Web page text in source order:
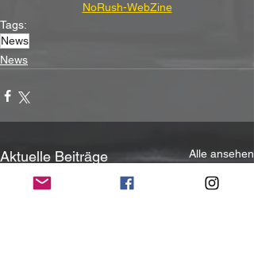
NoRush-WebZine
Tags:
News
News
Aktuelle Beiträge Alle ansehen